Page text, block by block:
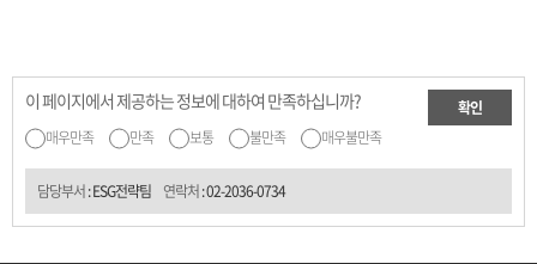
이 페이지에서 제공하는 정보에 대하여 만족하십니까?
매우만족 만족 보통 불만족 매우불만족
확인
담당부서: ESG전략팀 연락처:02-2036-0734